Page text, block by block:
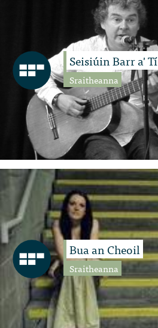
Seisiúin Barr a' Tí
Sraitheanna
Bua an Cheoil
Sraitheanna